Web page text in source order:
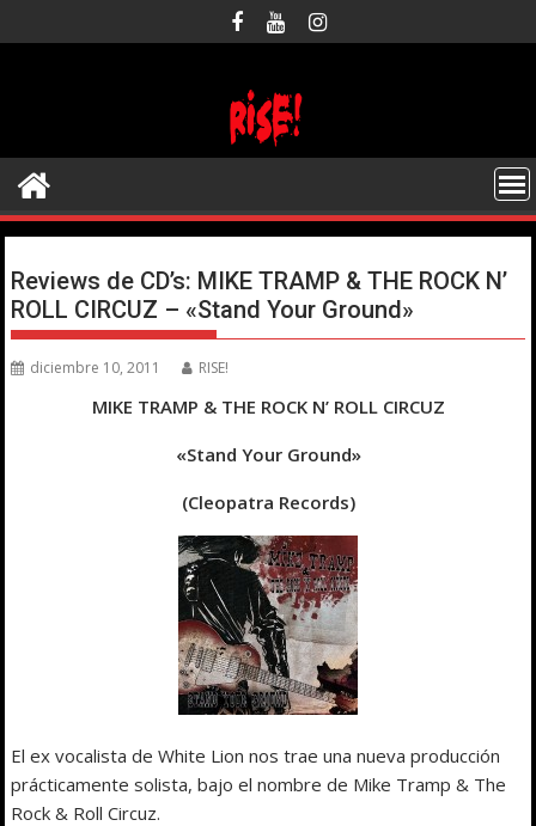
al
Reviews de CD’s: MIKE TRAMP & THE ROCK N’
ROLL CIRCUZ – «Stand Your Ground»
diciembre 10, 2011 RISE!
MIKE TRAMP & THE ROCK N’ ROLL CIRCUZ
«Stand Your Ground»
(Cleopatra Records)
El ex vocalista de White Lion nos trae una nueva producción
prácticamente solista, bajo el nombre de Mike Tramp & The
Rock & Roll Circuz.